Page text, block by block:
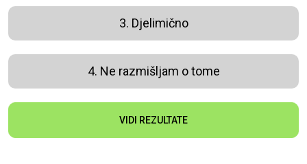
3. Djelimično
4. Ne razmišljam o tome
VIDI REZULTATE